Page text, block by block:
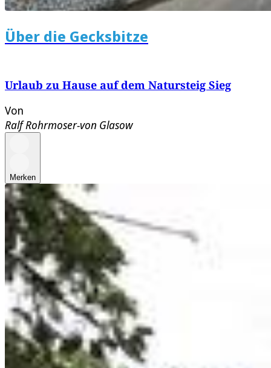
Über die Gecksbitze
Urlaub zu Hause auf dem Natursteig Sieg
Von
Ralf Rohrmoser-von Glasow
Merken